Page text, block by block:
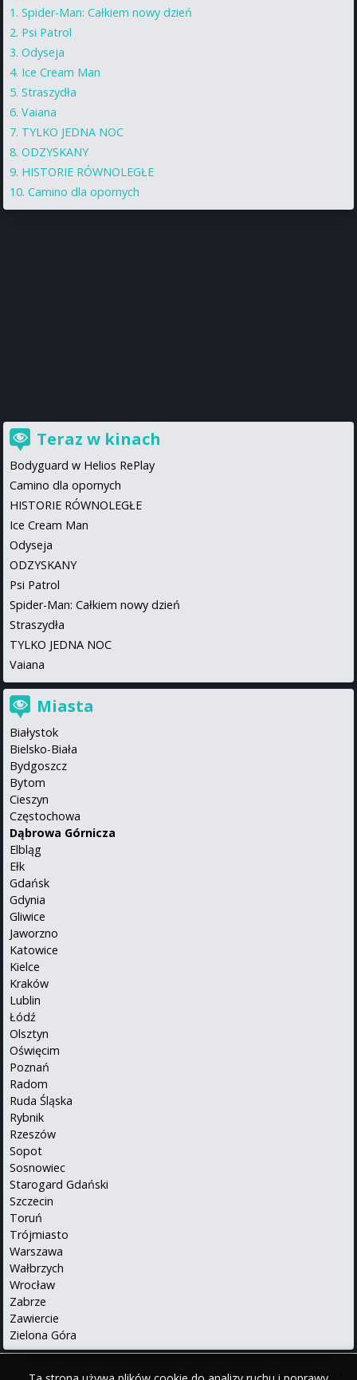
Spider-Man: Całkiem nowy dzień
Psi Patrol
Odyseja
Ice Cream Man
Straszydła
Vaiana
TYLKO JEDNA NOC
ODZYSKANY
HISTORIE RÓWNOLEGŁE
Camino dla opornych
Teraz w kinach
Bodyguard w Helios RePlay
Camino dla opornych
HISTORIE RÓWNOLEGŁE
Ice Cream Man
Odyseja
ODZYSKANY
Psi Patrol
Spider-Man: Całkiem nowy dzień
Straszydła
TYLKO JEDNA NOC
Vaiana
Miasta
Białystok
Bielsko-Biała
Bydgoszcz
Bytom
Cieszyn
Częstochowa
Dąbrowa Górnicza
Elbląg
Ełk
Gdańsk
Gdynia
Gliwice
Jaworzno
Katowice
Kielce
Kraków
Lublin
Łódź
Olsztyn
Oświęcim
Poznań
Radom
Ruda Śląska
Rybnik
Rzeszów
Sopot
Sosnowiec
Starogard Gdański
Szczecin
Toruń
Trójmiasto
Warszawa
Wałbrzych
Wrocław
Zabrze
Zawiercie
Zielona Góra
O serwisie•Polityka prywatności•Kontakt•iPhone•Android